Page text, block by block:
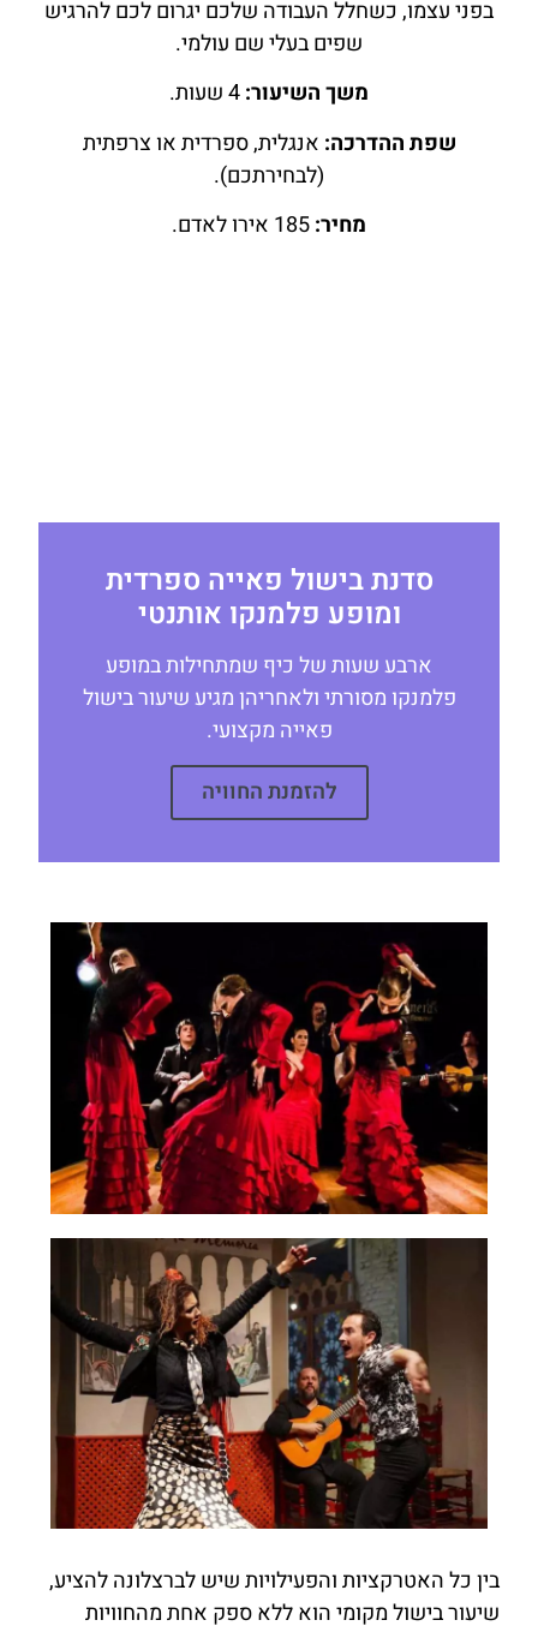
בפני עצמו, כשחלל העבודה שלכם יגרום לכם להרגיש
שפים בעלי שם עולמי.
משך השיעור:4 שעות.
שפת ההדרכה: אנגלית, ספרדית או צרפתית
(לבחירתכם).
מחיר:185 אירו לאדם.
סדנת בישול פאייה ספרדית
ומופע פלמנקו אותנטי
ארבע שעות של כיף שמתחילות במופע
פלמנקו מסורתי ולאחריהן מגיע שיעור בישול
פאייה מקצועי.
להזמנת החוויה
בין כל האטרקציות והפעילויות שיש לברצלונה להציע,
שיעור בישול מקומי הוא ללא ספק אחת מהחוויות